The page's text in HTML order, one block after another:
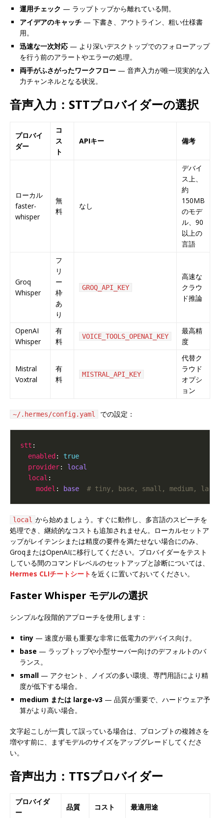
運用チェック — ラップトップから離れている間。
アイデアのキャッチ — 下書き、アウトライン、粗い仕様書
用。
迅速な一次対応 — より深いデスクトップでのフォローアップ
を行う前のアラートやエラーの処理。
両手がふさがったワークフロー — 音声入力が唯一現実的な入
力チャンネルとなる状況。
音声入力：STTプロバイダーの選択
プロバイ
ダー
コ
ス
ト
APIキー 備考
ローカル
faster-
whisper
無
料
なし
デバイ
ス上、
約
150MB
のモデ
ル、90
以上の
言語
Groq
Whisper
フ
リ
ー
枠
あ
り
GROQ_API_KEY
高速な
クラウ
ド推論
OpenAI
Whisper
有
料
VOICE_TOOLS_OPENAI_KEY
最高精
度
Mistral
Voxtral
有
料
MISTRAL_API_KEY
代替ク
ラウド
オプシ
ョン
~/.hermes/config.yaml での設定：
stt
enabled : true
provider: local
local
model : base # tiny, base, small, medium,
local から始めましょう。すぐに動作し、多言語のスピーチを
処理でき、継続的なコストも追加されません。ローカルセットア
ップがレイテンシまたは精度の要件を満たせない場合にのみ、
GroqまたはOpenAIに移行してください。プロバイダーをテスト
している間のコマンドレベルのセットアップと診断については、
Hermes CLIチートシートを近くに置いておいてください。
Faster Whisper モデルの選択
シンプルな段階的アプローチを使用します：
tiny — 速度が最も重要な非常に低電力のデバイス向け。
base — ラップトップや小型サーバー向けのデフォルトのバ
ランス。
small — アクセント、ノイズの多い環境、専門用語により精
度が低下する場合。
medium または large-v3 — 品質が重要で、ハードウェア予
算がより高い場合。
文字起こしが一貫して誤っている場合は、プロンプトの複雑さを
増やす前に、まずモデルのサイズをアップグレードしてくださ
い。
音声出力：TTSプロバイダー
プロバイダ
ー
品質 コスト 最適用途